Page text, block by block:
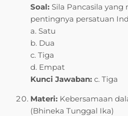
Soal: Sila Pancasila
pentingnya persatuan
a. Satu
b. Dua
c. Tiga
d. Empat
Kunci Jawaban: c. Tiga
Materi: Kebersamaan
(Bhineka Tunggal Ika)